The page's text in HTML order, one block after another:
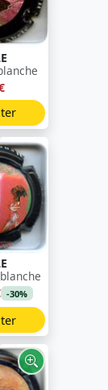
-30%